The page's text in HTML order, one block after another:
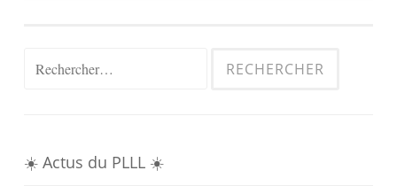
Rechercher :
☀️ Actus du PLLL ☀️